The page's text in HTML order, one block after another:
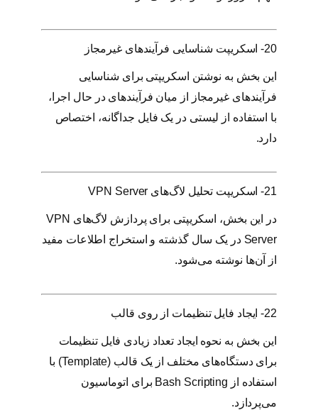
20- اسکریپت شناسایی فرآیندهای غیرمجاز
این بخش به نوشتن اسکریپتی برای شناسایی
فرآیندهای غیرمجاز از میان فرآیندهای در حال اجرا،
با استفاده از لیستی در یک فایل جداگانه، اختصاص
دارد.
21- اسکریپت تحلیل لاگ‌های VPN Server
در این بخش، اسکریپتی برای پردازش لاگ‌های VPN
Server در یک سال گذشته و استخراج اطلاعات مفید
از آن‌ها نوشته می‌شود.
22- ایجاد فایل تنظیمات از روی قالب
این بخش به نحوه ایجاد تعداد زیادی فایل تنظیمات
برای دستگاه‌های مختلف از یک قالب (Template) با
استفاده از Bash Scripting برای اتوماسیون
می‌پردازد.